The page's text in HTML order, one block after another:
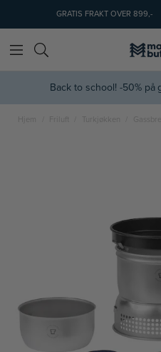
GRATIS FRAKT OVER 899,-
Back to school! -50%
Hjem Friluft Turkjøkken